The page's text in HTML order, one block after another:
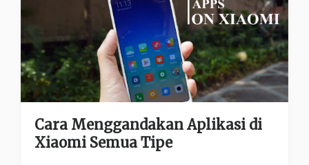
Cara Menggandakan Aplikasi di
Xiaomi Semua Tipe